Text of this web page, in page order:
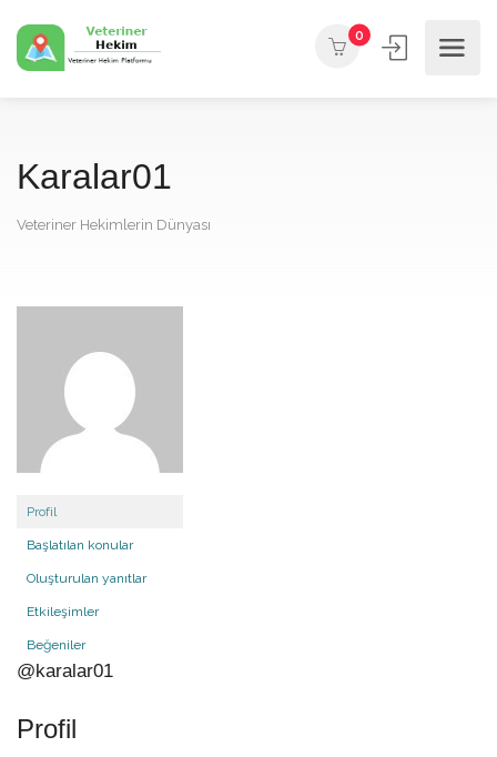
0
Karalar01
Veteriner Hekimlerin Dünyası
Profil
Başlatılan konular
Oluşturulan yanıtlar
Etkileşimler
Beğeniler
@karalar01
Profil